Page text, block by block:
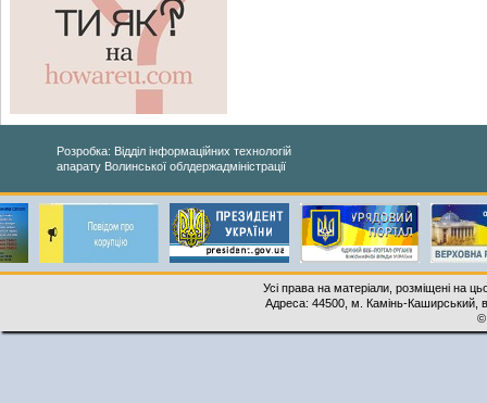
Розробка: Відділ інформаційних технологій
апарату Волинської облдержадміністрації
Усі права на матеріали, розміщені на
Адреса: 44500, м. Камінь-Каширський,
©